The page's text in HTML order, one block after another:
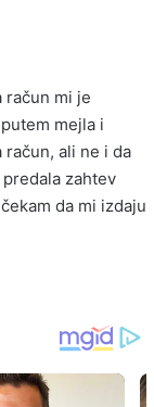
račun mi je
mejla i
račun, ali ne i da
zahtev
da mi izdaju